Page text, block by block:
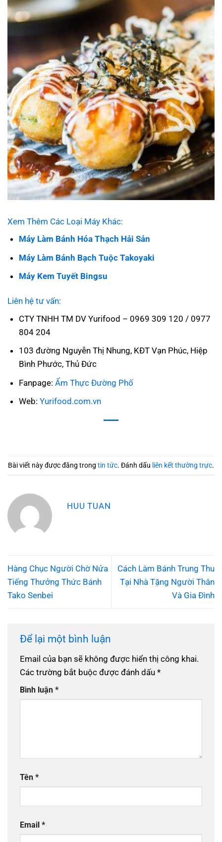
Xem Thêm Các Loại Máy Khác:
Máy Làm Bánh Hóa Thạch Hải Sản
Máy Làm Bánh Bạch Tuộc Takoyaki
Máy Kem Tuyết Bingsu
Liên hệ tư vấn:
CTY TNHH TM DV Yurifood – 0969 309 120 / 0977
804 204
103 đường Nguyễn Thị Nhung, KĐT Vạn Phúc, Hiệp
Bình Phước, Thủ Đức
Fanpage: Ẩm Thực Đường Phố
Web: Yurifood.com.vn
Bài viết này được đăng trong tin tức. Đánh dấu liên kết thường trực.
HUU TUAN
Hàng Chục Người Chờ Nửa
Tiếng Thưởng Thức Bánh
Tako Senbei
Cách Làm Bánh Trung Thu
Tại Nhà Tặng Người Thân
Và Gia Đình
Để lại một bình luận
Email của bạn sẽ không được hiển thị công khai.
Các trường bắt buộc được đánh dấu *
Bình luận *
Tên *
Email *